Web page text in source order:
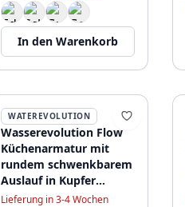
In den Warenkorb
WATEREVOLUTION
Wasserevolution Flow
Küchenarmatur mit
rundem schwenkbarem
Auslauf in Kupfer
T158UCPE
Lieferung in 3-4 Wochen